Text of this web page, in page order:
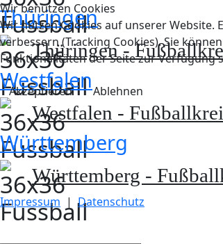
Thüringen
Thüringen -
Westfalen
Westfalen -
Württemberg
Württemberg -
Impressum |Datenschutz
Wir benutzen Cookies
Wir nutzen Cookies auf unserer Website.
verbessern (Tracking Cookies). Sie
Funktionalitäten der Seite zur Verfügung
Akzeptieren
Ablehnen